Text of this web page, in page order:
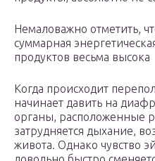
Немаловажно отметить,
суммарная
продуктов весьма высока
Когда происходит
начинает давить на
органы, расположенные
затрудняется дыхание,
живота. Однако чувство